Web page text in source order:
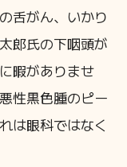
舌がん、いかり
郎氏の下咽頭が
暇がありませ
性黒色腫のピー
は眼科ではなく